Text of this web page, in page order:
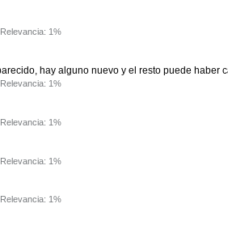
1%
hay alguno nuevo y el resto puede haber
1%
1%
1%
1%